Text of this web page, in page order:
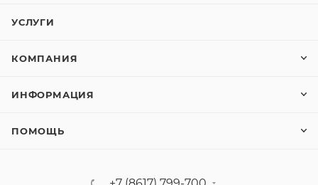
УСЛУГИ
КОМПАНИЯ
ИНФОРМАЦИЯ
ПОМОЩЬ